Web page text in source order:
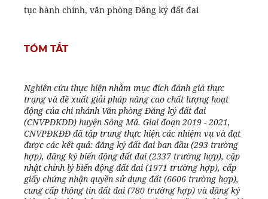
tục hành chính, văn phòng Đăng ký đất đai
TÓM TẮT
Nghiên cứu thực hiện nhằm mục đích đánh giá thực
trạng và đề xuất giải pháp nâng cao chất lượng hoạt
động của chi nhánh Văn phòng Đăng ký đất đai
(CNVPĐKĐĐ) huyện Sông Mã. Giai đoạn 2019 - 2021,
CNVPĐKĐĐ đã tập trung thực hiện các nhiệm vụ và đạt
được các kết quả: đăng ký đất đai ban đầu (293 trường
hợp), đăng ký biến động đất đai (2337 trường hợp), cập
nhật chỉnh lý biến động đất đai (1971 trường hợp), cấp
giấy chứng nhận quyền sử dụng đất (6606 trường hợp),
cung cấp thông tin đất đai (780 trường hợp) và đăng ký